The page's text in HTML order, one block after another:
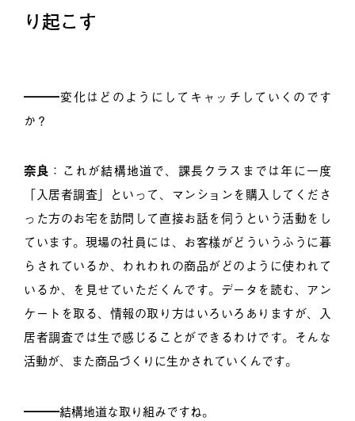
り起こす
━━━変化はどのようにしてキャッチしていくのです
か？
奈良 ：これが結構地道で、課長クラスまでは年に一度
「入居者調査」といって、マンションを購入してくださ
った方のお宅を訪問して直接お話を伺うという活動をし
ています。現場の社員には、お客様がどういうふうに暮
らされているか、われわれの商品がどのように使われて
いるか、を見せていただくんです。データを読む、アン
ケートを取る、情報の取り方はいろいろありますが、入
居者調査では生で感じることができるわけです。そんな
活動が、また商品づくりに生かされていくんです。
━━━結構地道な取り組みですね。